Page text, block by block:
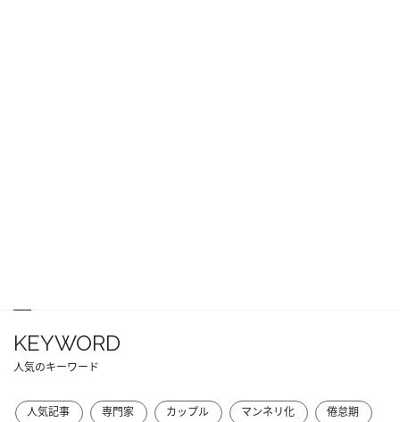
KEYWORD
人気のキーワード
人気記事 専門家 カップル マンネリ化
倦怠期